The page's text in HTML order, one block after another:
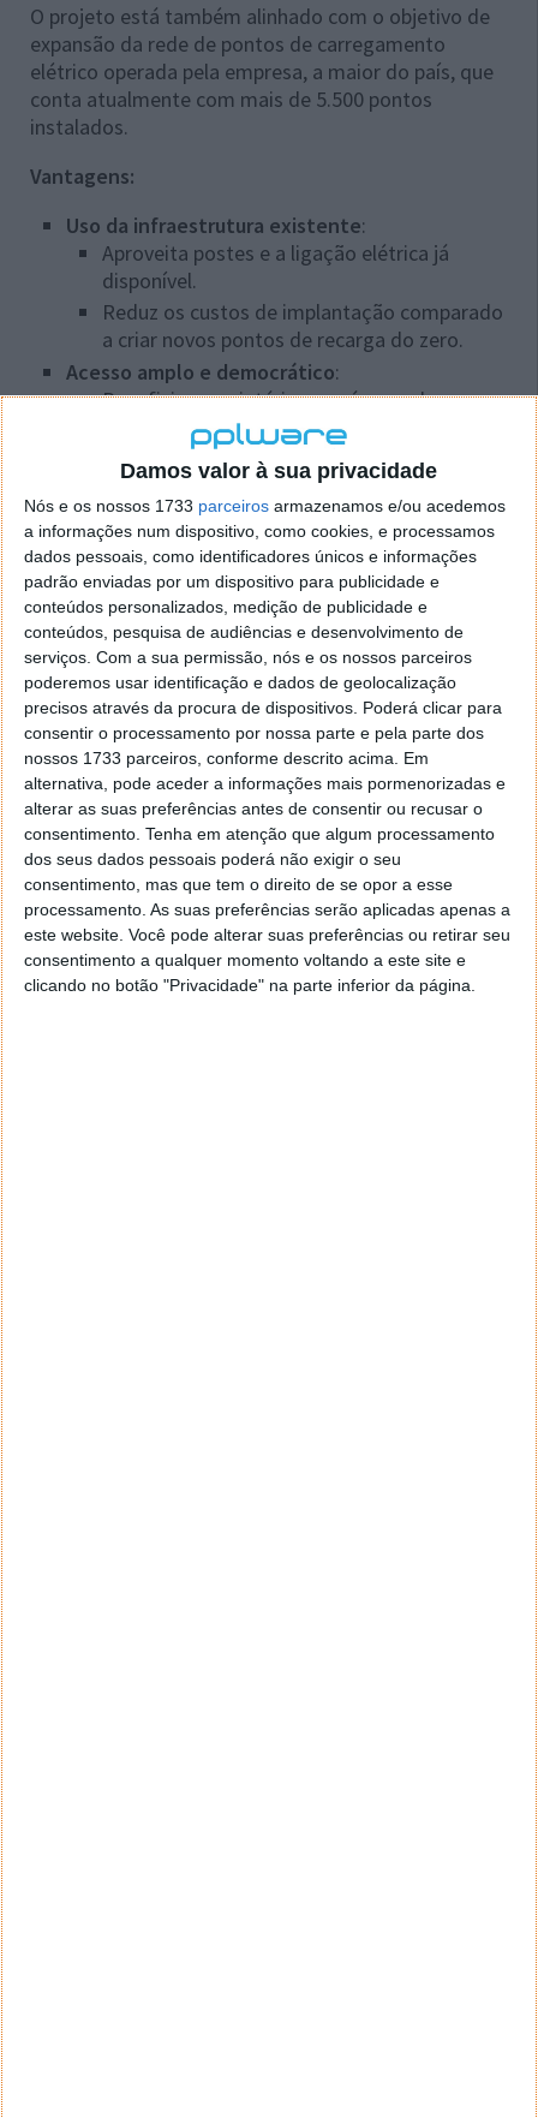
Damos valor à sua privacidade
Nós e os nossos 1733 parceiros armazenamos e/ou acedemos
a informações num dispositivo, como cookies, e processamos
dados pessoais, como identificadores únicos e informações
padrão enviadas por um dispositivo para publicidade e
conteúdos personalizados, medição de publicidade e
conteúdos, pesquisa de audiências e desenvolvimento de
serviços. Com a sua permissão, nós e os nossos parceiros
poderemos usar identificação e dados de geolocalização
precisos através da procura de dispositivos. Poderá clicar para
consentir o processamento por nossa parte e pela parte dos
nossos 1733 parceiros, conforme descrito acima. Em
alternativa, pode aceder a informações mais pormenorizadas e
alterar as suas preferências antes de consentir ou recusar o
consentimento. Tenha em atenção que algum processamento
dos seus dados pessoais poderá não exigir o seu
consentimento, mas que tem o direito de se opor a esse
processamento. As suas preferências serão aplicadas apenas a
este website. Você pode alterar suas preferências ou retirar seu
consentimento a qualquer momento voltando a este site e
clicando no botão "Privacidade" na parte inferior da página.
O projeto está também alinhado com o objetivo de
expansão da rede de pontos de carregamento
elétrico operada pela empresa, a maior do país, que
conta atualmente com mais de 5.500 pontos
instalados.
Vantagens:
Uso da infraestrutura existente:
Aproveita postes e a ligação elétrica já
disponível.
Reduz os custos de implantação comparado
a criar novos pontos de recarga do zero.
Acesso amplo e democrático:
Beneficia proprietários nas áreas urbanas
onde não há espaço para carregar em casa.
Permite a instalação em bairros residenciais
e centros urbanos com alta densidade
populacional.
Sustentabilidade e eficiência:
Os postes já são ligados a sistemas elétricos
e, em muitos casos, usam energia renovável.
Podem ser integrados com iluminação LED,
reduzindo o consumo total de energia.
Estimula a adoção de carros elétricos:
Mais pontos de recarga aumentam a
conveniência, eliminando a ansiedade de
autonomia.
Fruto desta liderança, aGalp atingiu em outubro a
marca de um milhão de carregamentos na sua rede
de mobilidade elétrica, ultrapassando em apenas 10
meses o registo obtido em todo o ano 2023.